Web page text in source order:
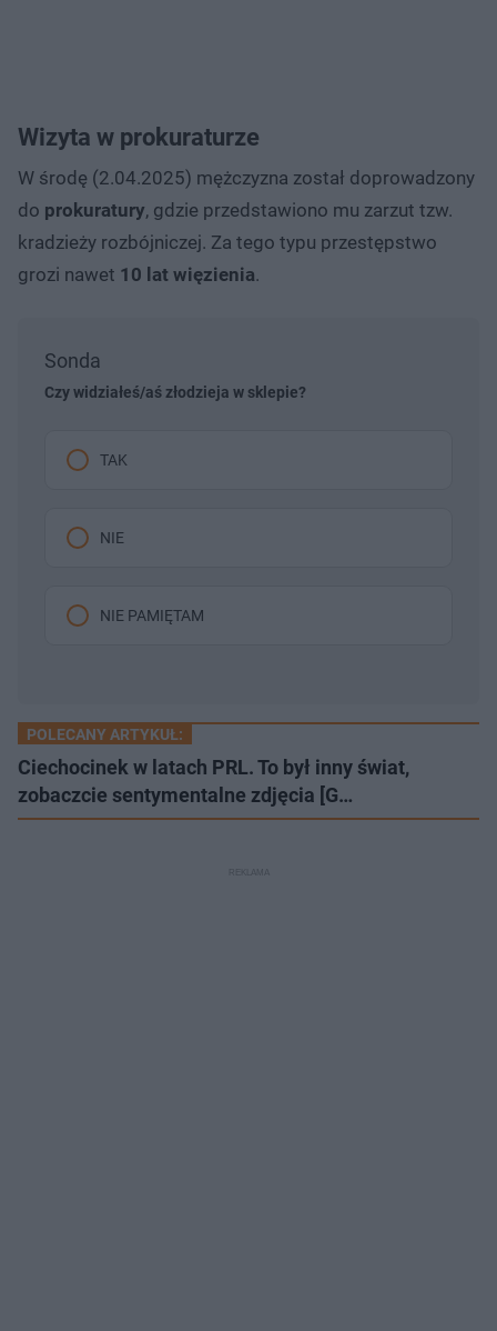
Wizyta w prokuraturze
W środę (2.04.2025) mężczyzna został doprowadzony
do prokuratury, gdzie przedstawiono mu zarzut tzw.
kradzieży rozbójniczej. Za tego typu przestępstwo
grozi nawet 10 lat więzienia.
Sonda
Czy widziałeś/aś złodzieja w sklepie?
TAK
NIE
NIE PAMIĘTAM
POLECANY ARTYKUŁ:
Ciechocinek w latach PRL. To był inny świat,
zobaczcie sentymentalne zdjęcia [G…